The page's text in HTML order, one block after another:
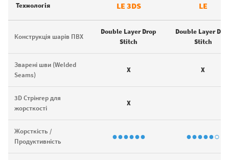
Технологія LE 3DS LE
Конструкція шарів ПВХ
Double Layer Drop
Stitch
Double Layer
Stitch
Зварені шви (Welded
Seams)
X X
3D Стрінгер для
жорсткості
X
Жорсткість /
Продуктивність
●●●●●● ●●●●●○